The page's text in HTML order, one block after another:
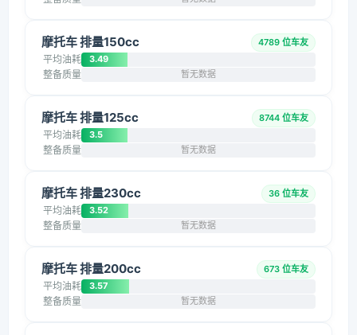
摩托车 排量150cc 4789 位车友
平均油耗 3.49
整备质量 暂无数据
摩托车 排量125cc 8744 位车友
平均油耗 3.5
整备质量 暂无数据
摩托车 排量230cc 36 位车友
平均油耗 3.52
整备质量 暂无数据
摩托车 排量200cc 673 位车友
平均油耗 3.57
整备质量 暂无数据